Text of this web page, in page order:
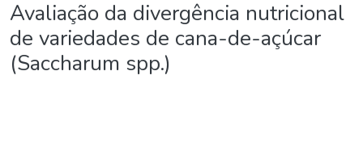
Avaliação da divergência nutricional
de variedades de cana-de-açúcar
(Saccharum spp.)